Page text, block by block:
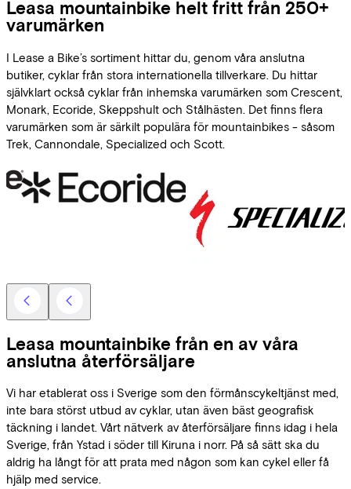
Leasa mountainbike helt fritt från 250+
varumärken
I Lease a Bike’s sortiment hittar du, genom våra anslutna
butiker, cyklar från stora internationella tillverkare. Du hittar
självklart också cyklar från inhemska varumärken som Crescent,
Monark, Ecoride, Skeppshult och Stålhästen. Det finns flera
varumärken som är särkilt populära för mountainbikes - såsom
Trek, Cannondale, Specialized och Scott.
Leasa mountainbike från en av våra
anslutna återförsäljare
Vi har etablerat oss i Sverige som den förmånscykeltjänst med,
inte bara störst utbud av cyklar, utan även bäst geografisk
täckning i landet. Vårt nätverk av återförsäljare finns idag i hela
Sverige, från Ystad i söder till Kiruna i norr. På så sätt ska du
aldrig ha långt för att prata med någon som kan cykel eller få
hjälp med service.